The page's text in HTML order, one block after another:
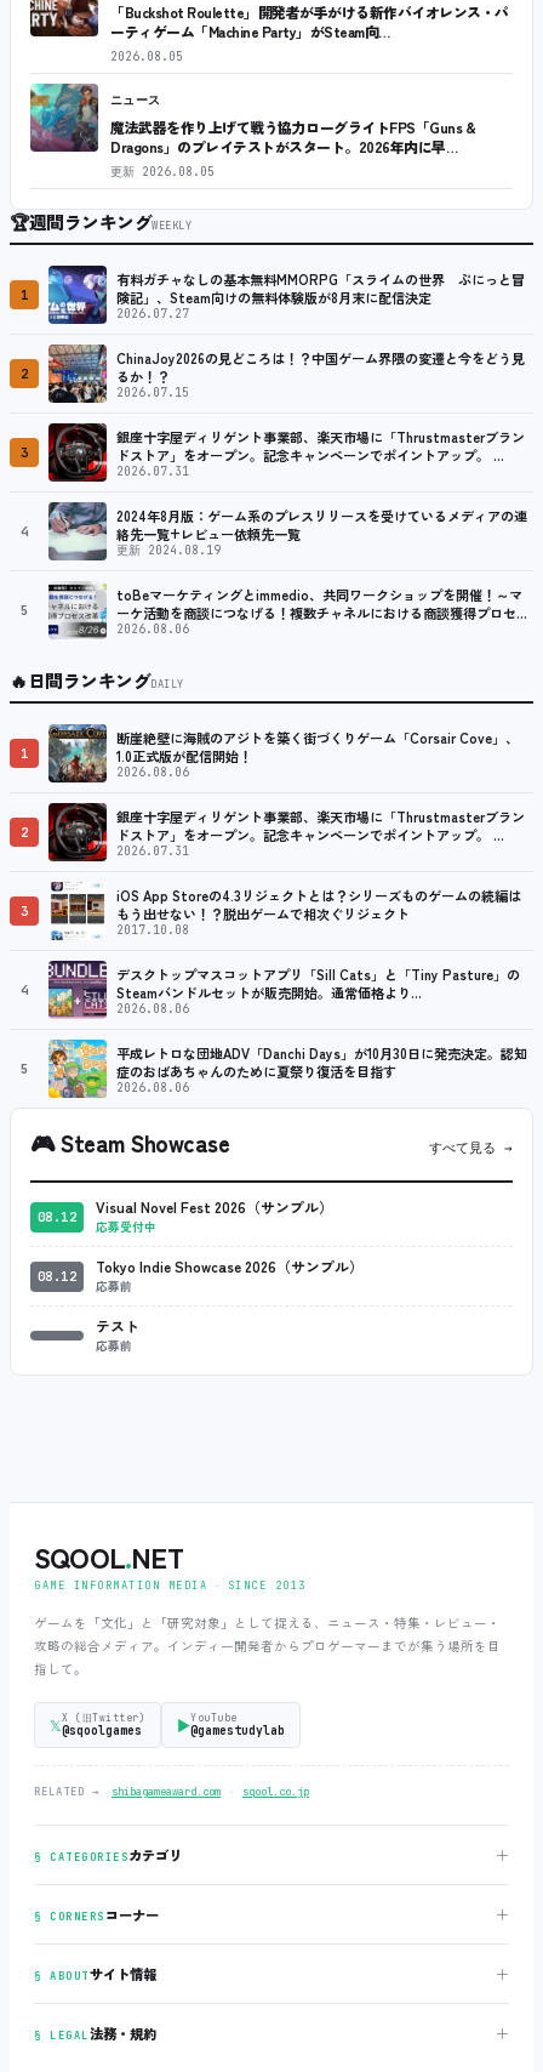
「Buckshot Roulette」開発者が手がける新作バイオレンス・パ
ーティゲーム「Machine Party」がSteam向…
2026.08.05
ニュース
魔法武器を作り上げて戦う協力ローグライトFPS「Guns &
Dragons」のプレイテストがスタート。2026年内に早…
更新 2026.08.05
🏆週間ランキングWEEKLY
1
有料ガチャなしの基本無料MMORPG「スライムの世界 ぷにっと冒
険記」、Steam向けの無料体験版が8月末に配信決定
2026.07.27
2
ChinaJoy2026の見どころは！？中国ゲーム界隈の変遷と今をどう見
るか！？
2026.07.15
3
銀座十字屋ディリゲント事業部、楽天市場に「Thrustmasterブラン
ドストア」をオープン。記念キャンペーンでポイントアップ。 …
2026.07.31
4
2024年8月版：ゲーム系のプレスリリースを受けているメディアの連
絡先一覧+レビュー依頼先一覧
更新 2024.08.19
5
toBeマーケティングとimmedio、共同ワークショップを開催！～マ
ーケ活動を商談につなげる！複数チャネルにおける商談獲得プロセ…
2026.08.06
🔥日間ランキングDAILY
1
断崖絶壁に海賊のアジトを築く街づくりゲーム「Corsair Cove」、
1.0正式版が配信開始！
2026.08.06
2
銀座十字屋ディリゲント事業部、楽天市場に「Thrustmasterブラン
ドストア」をオープン。記念キャンペーンでポイントアップ。 …
2026.07.31
3
iOS App Storeの4.3リジェクトとは？シリーズものゲームの続編は
もう出せない！？脱出ゲームで相次ぐリジェクト
2017.10.08
4
デスクトップマスコットアプリ「Sill Cats」と「Tiny Pasture」の
Steamバンドルセットが販売開始。通常価格より…
2026.08.06
5
平成レトロな団地ADV「Danchi Days」が10月30日に発売決定。認知
症のおばあちゃんのために夏祭り復活を目指す
2026.08.06
🎮Steam Showcase すべて見る →
08.12 Visual Novel Fest 2026（サンプル）
応募受付中
08.12 Tokyo Indie Showcase 2026（サンプル）
応募前
テスト
応募前
SQOOL.NET
GAME INFORMATION MEDIA ‧ SINCE 2013
ゲームを「文化」と「研究対象」として捉える、ニュース・特集・レビュー・
攻略の総合メディア。インディー開発者からプロゲーマーまでが集う場所を目
指して。
𝕏X (旧Twitter)
@sqoolgames ▶YouTube
@gamestudylab
RELATED → shibagameaward.com ‧ sqool.co.jp
§ CATEGORIESカテゴリ ＋
§ CORNERS コーナー ＋
§ ABOUTサイト情報 ＋
§ LEGAL法務・規約 ＋